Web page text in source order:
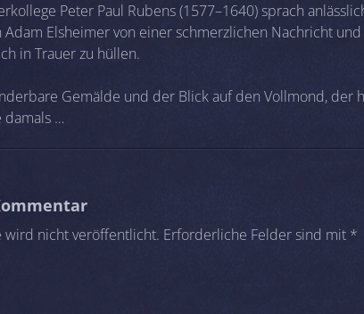
Peter Paul Rubens (1577–1640) sprach
Adam Elsheimer von einer schmerzlichen Nachricht
in Trauer zu hüllen.
Gemälde und der Blick auf den Vollmond, der
damals …
wird nicht veröffentlicht. Erforderliche Felder sind mit *